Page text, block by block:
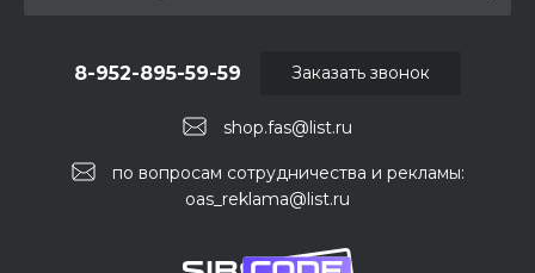
shop.fas@list.ru
8-952-895-59-59
по вопросам сотрудничества и рекламы:
oas_reklama@list.ru
Заказать звонок